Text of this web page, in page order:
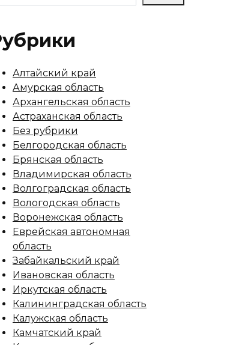
Алтайский край
Амурская область
Архангельская область
Астраханская область
Без рубрики
Белгородская область
Брянская область
Владимирская область
Волгоградская область
Вологодская область
Воронежская область
Еврейская автономная
область
Забайкальский край
Ивановская область
Иркутская область
Калининградская область
Калужская область
Камчатский край